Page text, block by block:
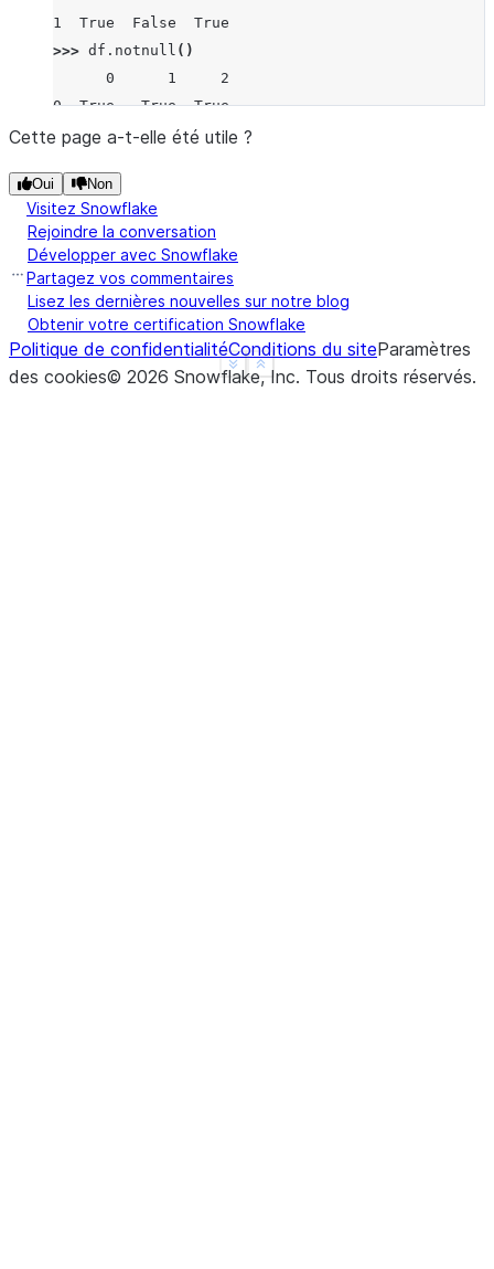
1  True  False  True
>>> df . notnull ()
      0      1     2
0  True   True  True
1  True  False  True
Show less
See more
Cette page a-t-elle été utile ?
Oui Non
Visitez Snowflake
Rejoindre la conversation
Développer avec Snowflake
Partagez vos commentaires
Lisez les dernières nouvelles sur notre blog
Obtenir votre certification Snowflake
Politique de confidentialitéConditions du siteParamètres
des cookies© 2026 Snowflake, Inc. Tous droits réservés.